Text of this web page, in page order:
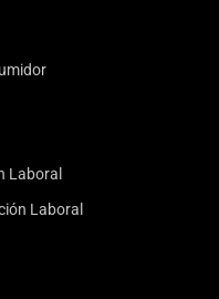
Laboral
Laboral